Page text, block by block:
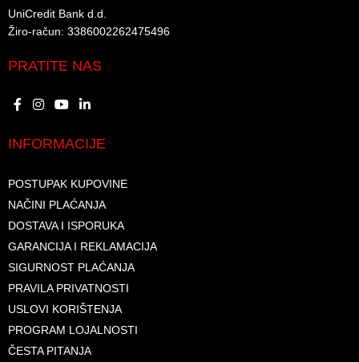
UniCredit Bank d.d.​
Žiro-račun: 3386002262475496​​
PRATITE NAS
INFORMACIJE
POSTUPAK KUPOVINE
NAČINI PLAĆANJA
DOSTAVA I ISPORUKA
GARANCIJA I REKLAMACIJA
SIGURNOST PLAĆANJA
PRAVILA PRIVATNOSTI
USLOVI KORIŠTENJA
PROGRAM LOJALNOSTI
ČESTA PITANJA